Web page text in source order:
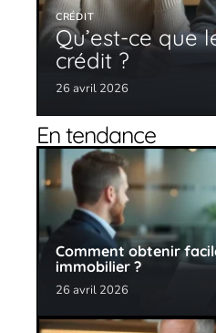
CRÉDIT
Qu’est-ce que
crédit ?
26 avril 2026
En tendance
Comment obtenir
immobilier ?
26 avril 2026